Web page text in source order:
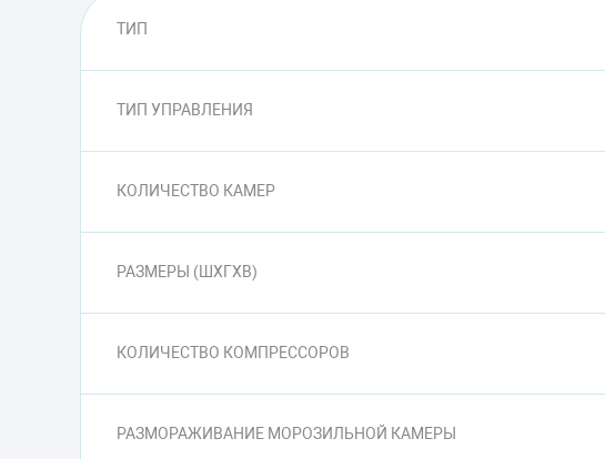
ТИП
ТИП УПРАВЛЕНИЯ
КОЛИЧЕСТВО КАМЕР
РАЗМЕРЫ (ШXГXВ)
КОЛИЧЕСТВО КОМПРЕССОРОВ
РАЗМОРАЖИВАНИЕ МОРОЗИЛЬНОЙ КАМЕРЫ